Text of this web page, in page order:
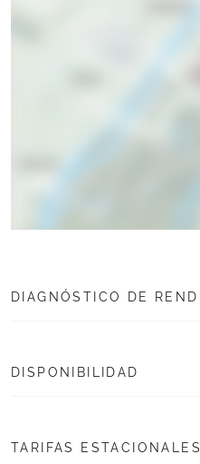
DIAGNÓSTICO DE
DISPONIBILIDAD
TARIFAS ESTACIONALES